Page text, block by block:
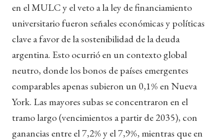
en el MULC y el veto a la ley de financiamiento
universitario fueron señales económicas y políticas
clave a favor de la sostenibilidad de la deuda
argentina. Esto ocurrió en un contexto global
neutro, donde los bonos de países emergentes
comparables apenas subieron un 0,1% en Nueva
York. Las mayores subas se concentraron en el
tramo largo (vencimientos a partir de 2035), con
ganancias entre el 7,2% y el 7,9%, mientras que en